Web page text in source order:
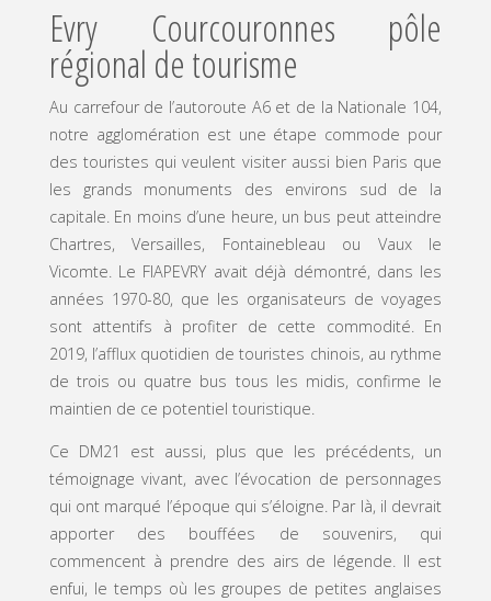
Evry Courcouronnes pôle
régional de tourisme
Au carrefour de l’autoroute A6 et de la Nationale 104,
notre agglomération est une étape commode pour
des touristes qui veulent visiter aussi bien Paris que
les grands monuments des environs sud de la
capitale. En moins d’une heure, un bus peut atteindre
Chartres, Versailles, Fontainebleau ou Vaux le
Vicomte. Le FIAPEVRY avait déjà démontré, dans les
années 1970-80, que les organisateurs de voyages
sont attentifs à profiter de cette commodité. En
2019, l’afflux quotidien de touristes chinois, au rythme
de trois ou quatre bus tous les midis, confirme le
maintien de ce potentiel touristique.
Ce DM21 est aussi, plus que les précédents, un
témoignage vivant, avec l’évocation de personnages
qui ont marqué l’époque qui s’éloigne. Par là, il devrait
apporter des bouffées de souvenirs, qui
commencent à prendre des airs de légende. Il est
enfui, le temps où les groupes de petites anglaises